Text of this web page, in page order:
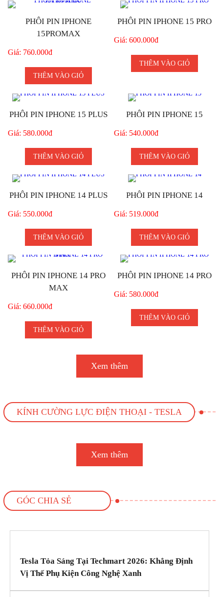
PHÔI PIN IPHONE
15PROMAX
Giá: 760.000đ
THÊM VÀO GIỎ
PHÔI PIN IPHONE 15 PRO
Giá: 600.000đ
THÊM VÀO GIỎ
PHÔI PIN IPHONE 15 PLUS
Giá: 580.000đ
THÊM VÀO GIỎ
PHÔI PIN IPHONE 15
Giá: 540.000đ
THÊM VÀO GIỎ
PHÔI PIN IPHONE 14 PLUS
Giá: 550.000đ
THÊM VÀO GIỎ
PHÔI PIN IPHONE 14
Giá: 519.000đ
THÊM VÀO GIỎ
PHÔI PIN IPHONE 14 PRO
MAX
Giá: 660.000đ
THÊM VÀO GIỎ
PHÔI PIN IPHONE 14 PRO
Giá: 580.000đ
THÊM VÀO GIỎ
Xem thêm
KÍNH CƯỜNG LỰC ĐIỆN THOẠI - TESLA
Xem thêm
GÓC CHIA SẺ
Tesla Tỏa Sáng Tại Techmart 2026: Khẳng Định
Vị Thế Phụ Kiện Công Nghệ Xanh